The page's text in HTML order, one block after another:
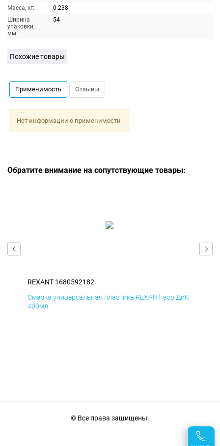
Масса, кг:
0.238
Ширина
упаковки,
мм:
54
Похожие товары
Применимость Отзывы
Нет информации о применимости
Обратите внимание на сопутствующие товары:
REXANT 1680592182
Смазка универсальная пластика REXANT аэр ДиК
400мл
© Все права защищены.